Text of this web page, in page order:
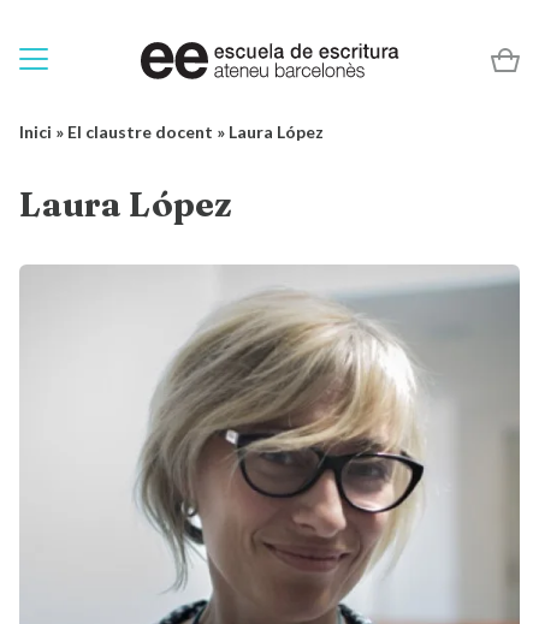
Inici » El claustre docent » Laura López
Laura López